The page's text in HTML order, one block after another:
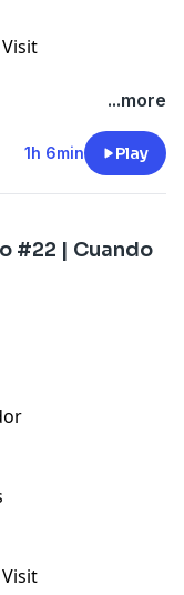
...more
1h 6min Play
#22 | Cuando